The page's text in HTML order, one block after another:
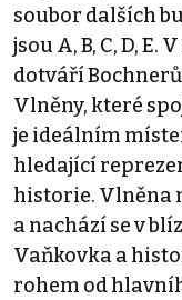
soubor dalších
jsou A, B, C, D,
dotváří
Vlněny, které
je ideálním
hledající
historie. Vlněna
a nachází se v
Vaňkovka a
rohem od